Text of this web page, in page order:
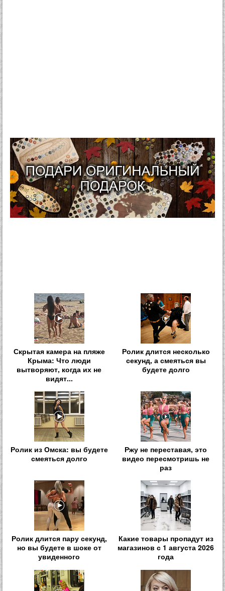
Скрытая камера на пляже
Крыма: Что люди
вытворяют, когда их не
видят...
Ролик длится несколько
секунд, а смеяться вы
будете долго
Ролик из Омска: вы будете
смеяться долго
Ржу не переставая, это
видео пересмотришь не
раз
Ролик длится пару секунд,
но вы будете в шоке от
увиденного
Какие товары пропадут из
магазинов с 1 августа 2026
года